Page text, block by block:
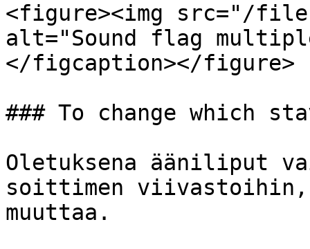
<figure><img src="/files/
alt="Sound flag
</figcaption></figure>
### To change which
Oletuksena ääniliput
soittimen viivastoihin,
muuttaa.